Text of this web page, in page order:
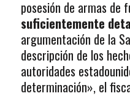
posesión de armas de
suficientemente
argumentación de la
descripción de los
autoridades
determinación», el